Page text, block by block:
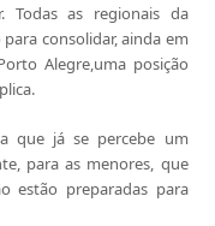
Todas as regionais da
consolidar, ainda em
Alegre,uma posição
que já se percebe um
para as menores, que
estão preparadas para